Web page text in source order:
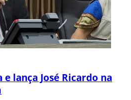
lança José Ricardo na